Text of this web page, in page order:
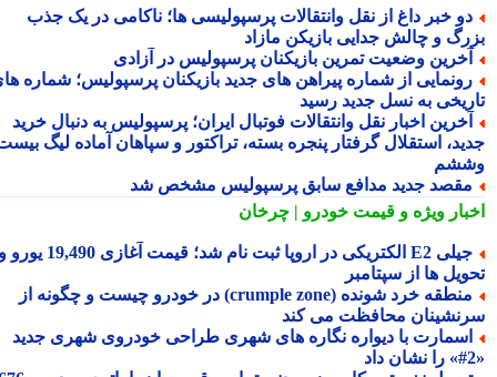
خبر داغ از نقل وانتقالات پرسپولیسی ها؛ ناکامی در یک جذب
و چالش جدایی بازیکن مازاد
وضعیت تمرین بازیکنان پرسپولیس در آزادی
از شماره پیراهن های جدید بازیکنان پرسپولیس؛ شماره های
به نسل جدید رسید
اخبار نقل وانتقالات فوتبال ایران؛ پرسپولیس به دنبال خرید
استقلال گرفتار پنجره بسته، تراکتور و سپاهان آماده لیگ بیست
جدید مدافع سابق پرسپولیس مشخص شد
ویژهو قیمت خودرو | چرخان
جیلی E2 الکتریکی در اروپا ثبت نام شد؛ قیمت آغازی 19,490 یورو و
ها از سپتامبر
منطقه خرد شونده (crumple zone) در خودرو چیست و چگونه از
محافظت می کند
با دیواره نگاره های شهری طراحی خودروی شهری جدید